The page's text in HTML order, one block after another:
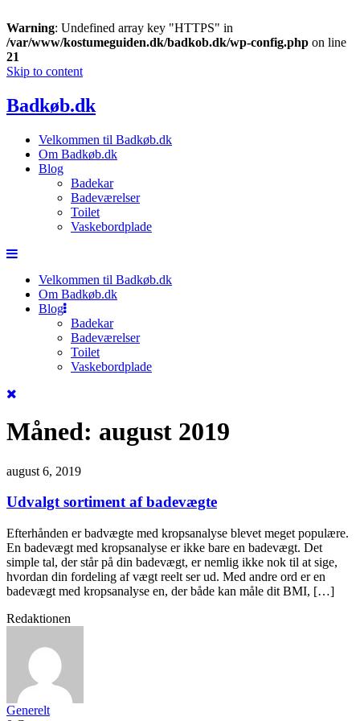
Warning: Undefined array key "HTTPS" in
/var/www/kostumeguiden.dk/badkob.dk/wp-config.php on line
21
Skip to content
Badkøb.dk
Velkommen til Badkøb.dk
Om Badkøb.dk
Blog
Badekar
Badeværelser
Toilet
Vaskebordplade
Velkommen til Badkøb.dk
Om Badkøb.dk
Blog
Badekar
Badeværelser
Toilet
Vaskebordplade
Måned: august 2019
august 6, 2019
Udvalgt sortiment af badevægte
Efterhånden er badvægte med kropsanalyse blevet meget populære.
En badevægt med kropsanalyse er ikke bare en badevægt. Det
simple tal, der står på din badevægt, er nemlig ikke nok til at sige,
hvordan din fordeling af vægt reelt ser ud. Med andre ord er en
badevægt med kropsanalyse en, der både kan måle dit BMI, […]
Redaktionen
Generelt